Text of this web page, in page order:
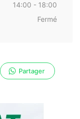
14:00 - 18:00
Fermé
Partager